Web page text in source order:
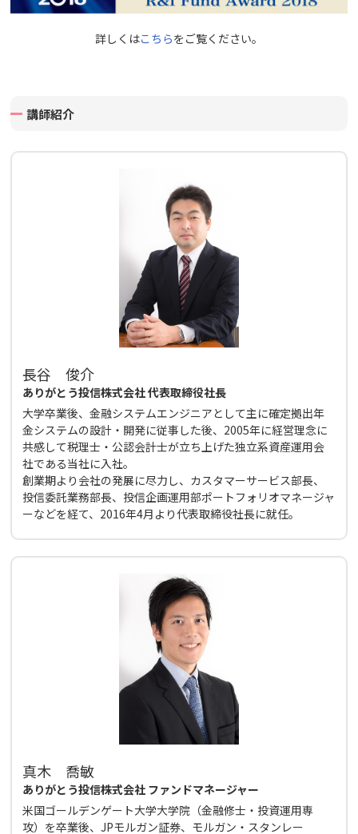
詳しくはこちらをご覧ください。
講師紹介
長谷 俊介
ありがとう投信株式会社 代表取締役社長
大学卒業後、金融システムエンジニアとして主に確定拠出年
金システムの設計・開発に従事した後、2005年に経営理念に
共感して税理士・公認会計士が立ち上げた独立系資産運用会
社である当社に入社。
創業期より会社の発展に尽力し、カスタマーサービス部長、
投信委託業務部長、投信企画運用部ポートフォリオマネージャ
ーなどを経て、2016年4月より代表取締役社長に就任。
真木 喬敏
ありがとう投信株式会社 ファンドマネージャー
米国ゴールデンゲート大学大学院（金融修士・投資運用専
攻）を卒業後、JPモルガン証券、モルガン・スタンレー